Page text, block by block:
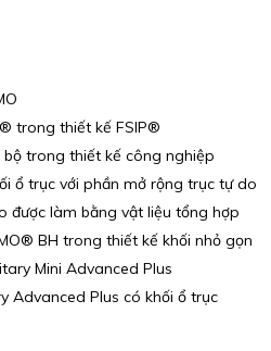
trong thiết kế FSIP®
trong thiết kế công nghiệp
ổ trục với phần mở rộng trục tự do
được làm bằng vật liệu tổng hợp
BH trong thiết kế khối nhỏ gọn
Mini Advanced Plus
Advanced Plus có khối ổ trục